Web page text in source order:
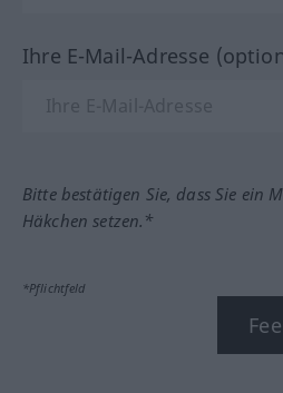
Ihre E-Mail-Adresse
Bitte bestätigen Sie, dass Sie ein
Häkchen setzen.*
*Pflichtfeld